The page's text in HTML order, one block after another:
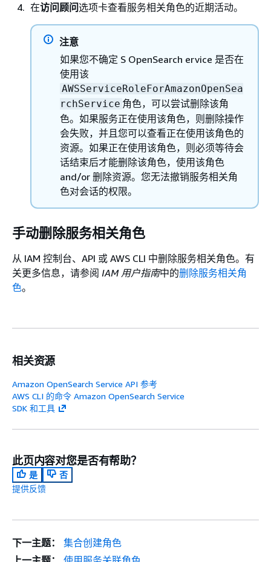
在访问顾问选项卡查看服务相关角色的近期活动。
注意
如果您不确定 S OpenSearch ervice 是否在
使用该
AWSServiceRoleForAmazonOpenSea
rchService 角色，可以尝试删除该角
色。如果服务正在使用该角色，则删除操作
会失败，并且您可以查看正在使用该角色的
资源。如果正在使用该角色，则必须等待会
话结束后才能删除该角色，使用该角色
and/or 删除资源。您无法撤销服务相关角
色对会话的权限。
手动删除服务相关角色
从 IAM 控制台、API 或 AWS CLI 中删除服务相关角色。有
关更多信息，请参阅 IAM 用户指南中的删除服务相关角
色。
相关资源
Amazon OpenSearch Service API 参考
AWS CLI 的命令 Amazon OpenSearch Service
SDK 和工具
此页内容对您是否有帮助？
是
否
提供反馈
下一主题：
集合创建角色